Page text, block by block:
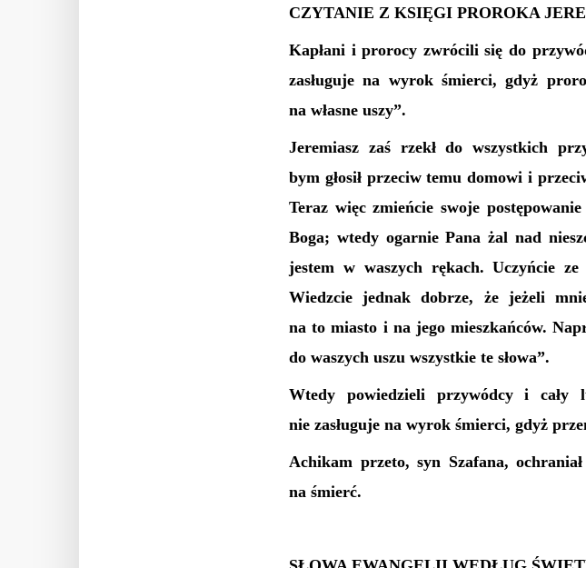
CZYTANIE Z KSIĘGI PROROKA
Kapłani i prorocy zwrócili się do
zasługuje na wyrok śmierci, gdyż
na własne uszy”.
Jeremiasz zaś rzekł do wszystkich
bym głosił przeciw temu domowi i
Teraz więc zmieńcie swoje
Boga; wtedy ogarnie Pana żal nad
jestem w waszych rękach. Uczyńcie
Wiedzcie jednak dobrze, że jeżeli
na to miasto i na jego mieszkańców.
do waszych uszu wszystkie te słowa”.
Wtedy powiedzieli przywódcy i cały
nie zasługuje na wyrok śmierci, gdyż
Achikam przeto, syn Szafana,
na śmierć.